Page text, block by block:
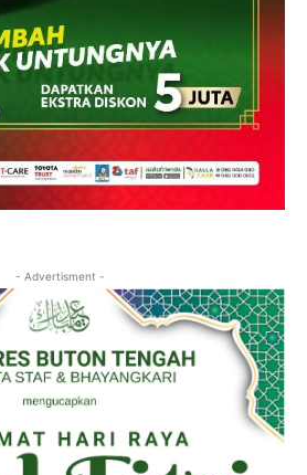
- Advertisment -